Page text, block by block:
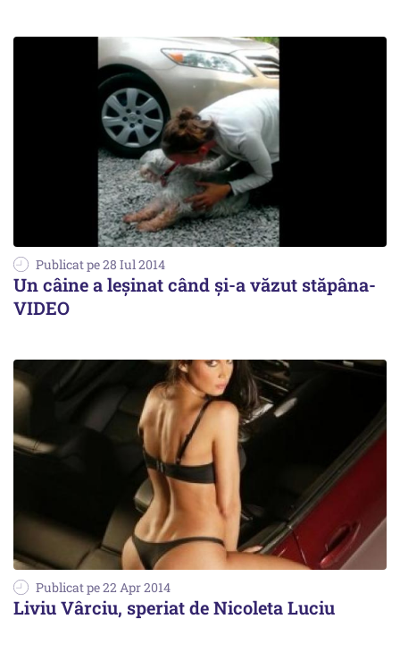
Publicat pe 28 Iul 2014
Un câine a leșinat când și-a văzut stăpâna-
VIDEO
Publicat pe 22 Apr 2014
Liviu Vârciu, speriat de Nicoleta Luciu